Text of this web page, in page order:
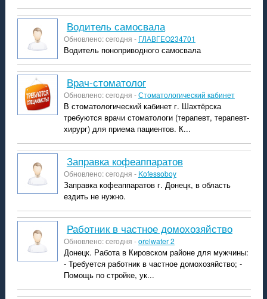
Водитель самосвала
Обновлено: сегодня - ГЛАВГЕО234701
Водитель поноприводного самосвала
врач-стоматолог
Обновлено: сегодня -Стоматологический кабинет
В стоматологический кабинет г. Шахтёрска
требуются врачи стоматологи (терапевт, терапевт-
хирург) для приема пациентов. К...
Заправка кофеаппаратов
Обновлено: сегодня - Kofessoboy
Заправка кофеаппаратов г. Донецк, в область
ездить не нужно.
работник в частное домохозяйство
Обновлено: сегодня -orelwater 2
Донецк. Работа в Кировском районе для мужчины:
- Требуется работник в частное домохозяйство; -
Помощь по стройке, ук...